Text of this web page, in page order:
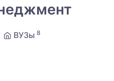
ВУЗы 8